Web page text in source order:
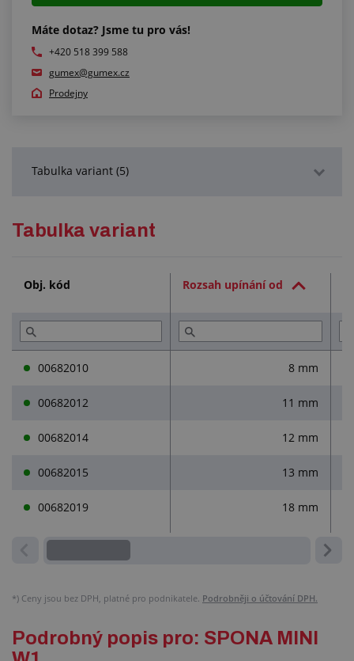
Máte dotaz? Jsme tu pro vás!
+420 518 399 588
gumex@gumex.cz
Prodejny
Tabulka variant (5)
Tabulka variant
Obj. kód Rozsah upínání od
00682010 8 mm
00682012 11 mm
00682014 12 mm
00682015 13 mm
00682019 18 mm
*) Ceny jsou bez DPH, platné pro podnikatele. Podrobněji o účtování DPH.
Podrobný popis pro: SPONA MINI